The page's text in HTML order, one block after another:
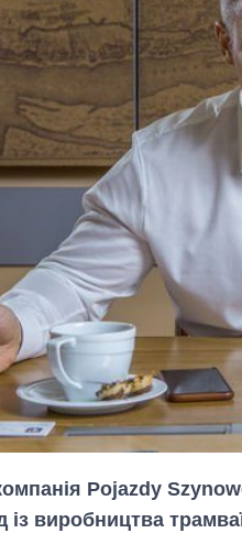
Pojazdy
із виробництва